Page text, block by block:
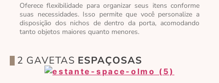
Oferece flexibilidade para organizar seus itens conforme
suas necessidades. Isso permite que você personalize a
disposição dos nichos de dentro da porta, acomodando
tanto objetos maiores quanto menores.
2 GAVETAS ESPAÇOSAS